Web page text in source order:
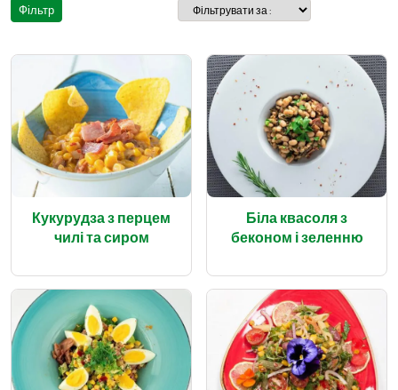
Фільтр
Кукурудза з перцем
чилі та сиром
Біла квасоля з
беконом і зеленню